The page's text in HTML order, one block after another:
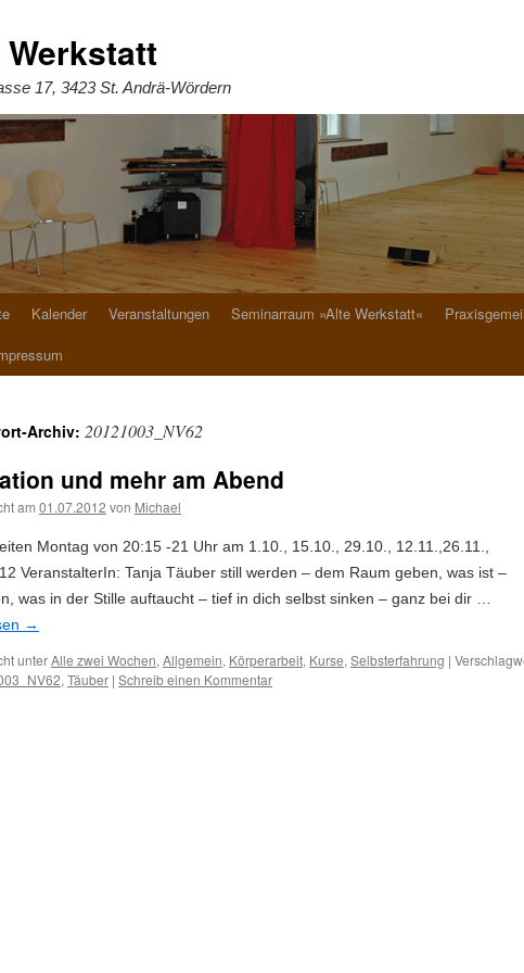
17, 3423 St. Andrä-Wördern
Kalender Veranstaltungen Seminarraum »Alte Werkstatt«
Archiv: 20121003_NV62
und mehr am Abend
am 01.07.2012 von Michael
Montag von 20:15 -21 Uhr am 1.10., 15.10., 29.10., 12.11.,26.11.,
VeranstalterIn: Tanja Täuber still werden – dem Raum geben, was ist –
was in der Stille auftaucht – tief in dich selbst sinken – ganz bei dir …
→
unterAlle zwei Wochen, Allgemein, Körperarbeit, Kurse, Selbsterfahrung |
, Täuber | Schreib einen Kommentar